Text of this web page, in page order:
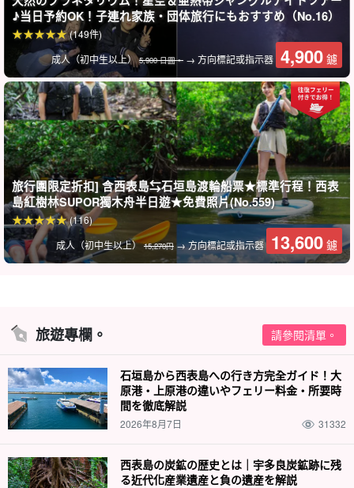
導遊提供良好的支援。
跋山涉水有嚮導提供良好的支援。我們確保每個人都能享受跋涉的
樂趣，無論您是喜愛山脈、初次跋涉還是年幼的孩子。
免費照片資料贈品
在參觀過程中，導遊會免費為您拍照並出示資料。
建議：
◆旅遊參與者福利頁面介紹。
◆ 參加日期。 前一天 18:00 前無需支付取消費用
♪当日予約OK！子連れ家族・団体旅行にもおすすめ（No.16）
成人（初中生以上）5,900 日圓。 → 方向標記或指示器 4,900 鑢
(149件)
旅行團限定折扣] 含西表島⇆石垣島渡輪船票★標準行程！西表
島紅樹林SUPOR獨木舟半日遊★免費照片(No.559)
成人（初中生以上）15,270円 → 方向標記或指示器 13,600 鑢
(116)
旅遊專欄。 請參閱清單。
石垣島から西表島への行き方完全ガイド！大
原港・上原港の違いやフェリー料金・所要時
間を徹底解説
2026年8月7日 31332
西表島の炭鉱の歴史とは｜宇多良炭鉱跡に残
る近代化産業遺産と負の遺産を解説